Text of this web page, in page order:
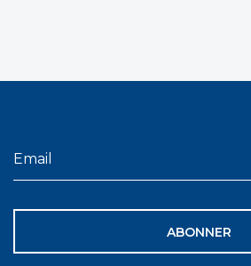
ABONNER